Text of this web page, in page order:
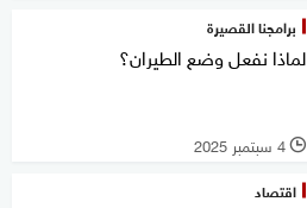
برامجنا القصيرة
لماذا نفعل وضع الطيران؟
l 4 سبتمبر 2025
اقتصاد